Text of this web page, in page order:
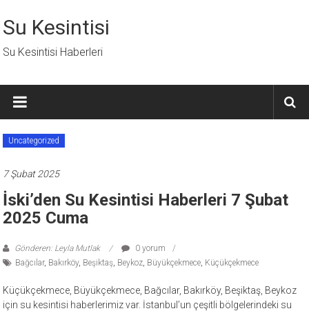
geç
Su Kesintisi
Su Kesintisi Haberleri
Uncategorized
7 Şubat 2025
İski’den Su Kesintisi Haberleri 7 Şubat
2025 Cuma
Gönderen: Leyla Mutlak
0 yorum
Bağcılar, Bakırköy, Beşiktaş, Beykoz, Büyükçekmece, Küçükçekmece
Küçükçekmece, Büyükçekmece, Bağcılar, Bakırköy, Beşiktaş, Beykoz
için su kesintisi haberlerimiz var. İstanbul’un çeşitli bölgelerindeki su